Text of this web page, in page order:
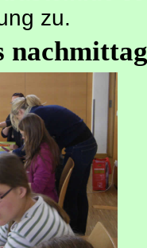
zu.
nachmittag